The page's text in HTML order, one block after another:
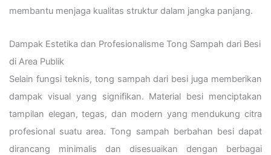
membantu menjaga kualitas struktur dalam jangka panjang.
Dampak Estetika dan Profesionalisme Tong Sampah dari Besi
di Area Publik
Selain fungsi teknis, tong sampah dari besi juga memberikan
dampak visual yang signifikan. Material besi menciptakan
tampilan elegan, tegas, dan modern yang mendukung citra
profesional suatu area. Tong sampah berbahan besi dapat
dirancang minimalis dan disesuaikan dengan berbagai